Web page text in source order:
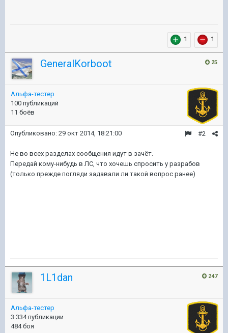
1 1
25
GeneralKorboot
Альфа-тестер
100 публикаций
11 боёв
#2
Опубликовано: 29 окт 2014, 18:21:00
Не во всех разделах сообщения идут в зачёт.
Передай кому-нибудь в ЛС, что хочешь спросить у разрабов
(только прежде погляди задавали ли такой вопрос ранее)
247
1L1dan
Альфа-тестер
3 334 публикации
484 боя